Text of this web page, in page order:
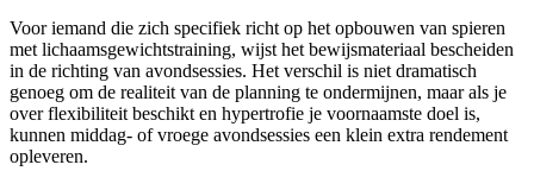
Voor iemand die zich specifiek richt op het opbouwen van spieren
met lichaamsgewichtstraining, wijst het bewijsmateriaal bescheiden
in de richting van avondsessies. Het verschil is niet dramatisch
genoeg om de realiteit van de planning te ondermijnen, maar als je
over flexibiliteit beschikt en hypertrofie je voornaamste doel is,
kunnen middag- of vroege avondsessies een klein extra rendement
opleveren.